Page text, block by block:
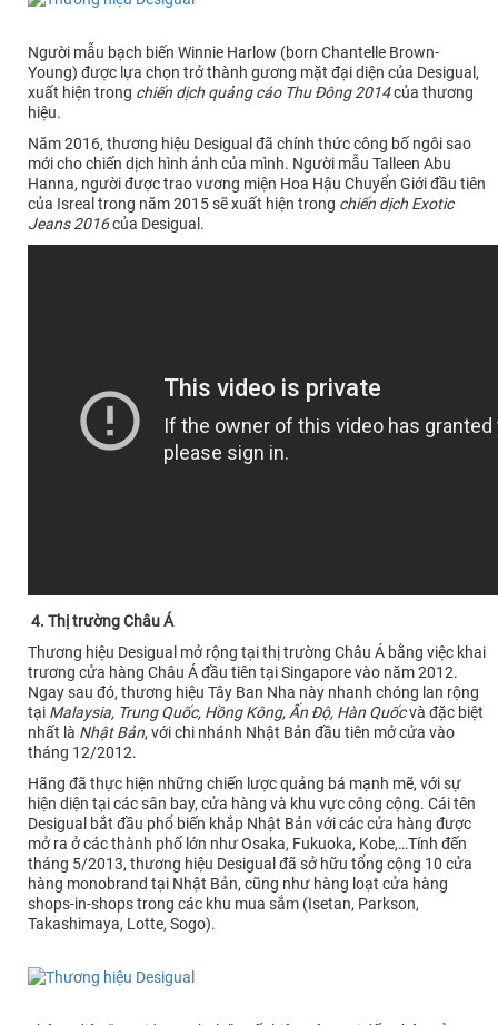
Người mẫu bạch biến Winnie Harlow (born Chantelle Brown-
Young) được lựa chọn trở thành gương mặt đại diện của Desigual,
xuất hiện trong chiến dịch quảng cáo Thu Đông 2014của thương
hiệu.
Năm 2016, thương hiệu Desigual đã chính thức công bố ngôi sao
mới cho chiến dịch hình ảnh của mình. Người mẫu Talleen Abu
Hanna, người được trao vương miện Hoa Hậu Chuyển Giới đầu tiên
của Isreal trong năm 2015 sẽ xuất hiện trong chiến dịch Exotic
Jeans 2016của Desigual.
4. Thị trường Châu Á
Thương hiệu Desigual mở rộng tại thị trường Châu Á bằng việc khai
trương cửa hàng Châu Á đầu tiên tại Singapore vào năm 2012.
Ngay sau đó, thương hiệu Tây Ban Nha này nhanh chóng lan rộng
tại Malaysia, Trung Quốc, Hồng Kông, Ấn Độ, Hàn Quốcvà đặc biệt
nhất là Nhật Bản, với chi nhánh Nhật Bản đầu tiên mở cửa vào
tháng 12/2012.
Hãng đã thực hiện những chiến lược quảng bá mạnh mẽ, với sự
hiện diện tại các sân bay, cửa hàng và khu vực công cộng. Cái tên
Desigual bắt đầu phổ biến khắp Nhật Bản với các cửa hàng được
mở ra ở các thành phố lớn như Osaka, Fukuoka, Kobe,…Tính đến
tháng 5/2013, thương hiệu Desigual đã sở hữu tổng cộng 10 cửa
hàng monobrand tại Nhật Bản, cũng như hàng loạt cửa hàng
shops-in-shops trong các khu mua sắm (Isetan, Parkson,
Takashimaya, Lotte, Sogo).